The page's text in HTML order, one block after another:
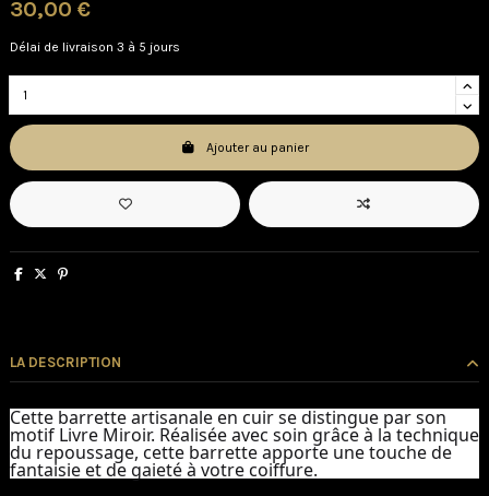
30,00 €
Délai de livraison 3 à 5 jours
Ajouter au panier
LA DESCRIPTION
Cette barrette artisanale en cuir se distingue par son
motif Livre Miroir. Réalisée avec soin grâce à la technique
du repoussage, cette barrette apporte une touche de
fantaisie et de gaieté à votre coiffure.